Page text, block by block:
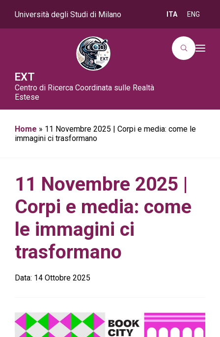
Università degli Studi di Milano ITA ENG
EXT
Centro di Ricerca Coordinata sulle Realtà
Estese
T
v
Home » 11 Novembre 2025 | Corpi e media: come le
immagini ci trasformano
11 Novembre 2025 |
Corpi e media: come
le immagini ci
trasformano
Data: 14 Ottobre 2025